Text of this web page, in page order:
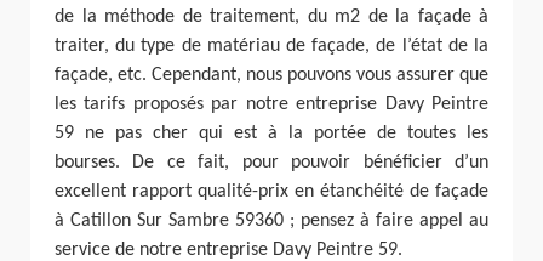
de la méthode de traitement, du m2 de la façade à
traiter, du type de matériau de façade, de l’état de la
façade, etc. Cependant, nous pouvons vous assurer que
les tarifs proposés par notre entreprise Davy Peintre
59 ne pas cher qui est à la portée de toutes les
bourses. De ce fait, pour pouvoir bénéficier d’un
excellent rapport qualité-prix en étanchéité de façade
à Catillon Sur Sambre 59360 ; pensez à faire appel au
service de notre entreprise Davy Peintre 59.